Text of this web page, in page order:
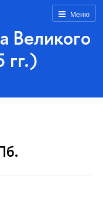
Меню
Великого
гг.)